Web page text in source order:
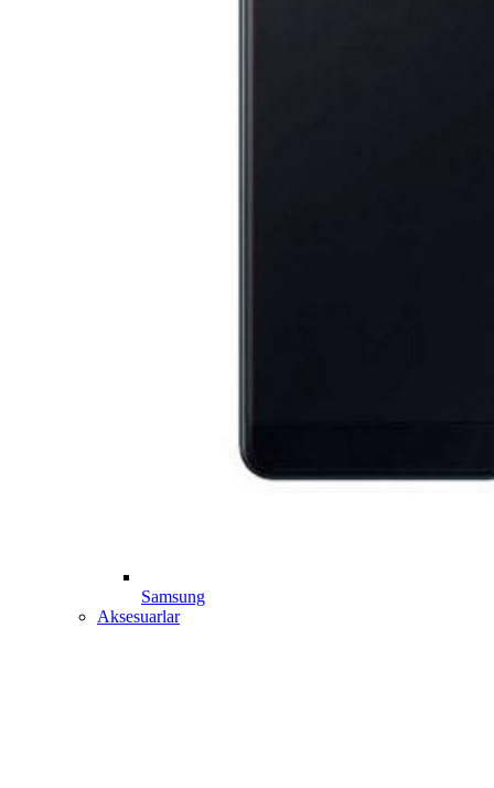
Samsung
Aksesuarlar